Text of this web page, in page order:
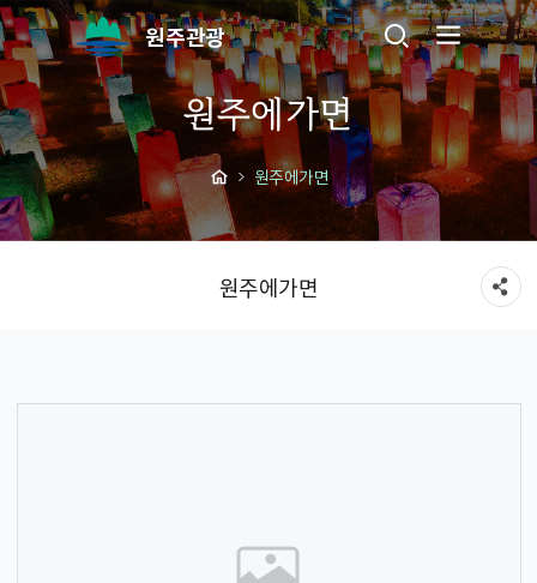
원주관광
원주에가면
원주에가면
원주에가면